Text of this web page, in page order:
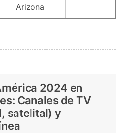
Arizona
2024 en
Canales de TV
satelital) y
años de confianza